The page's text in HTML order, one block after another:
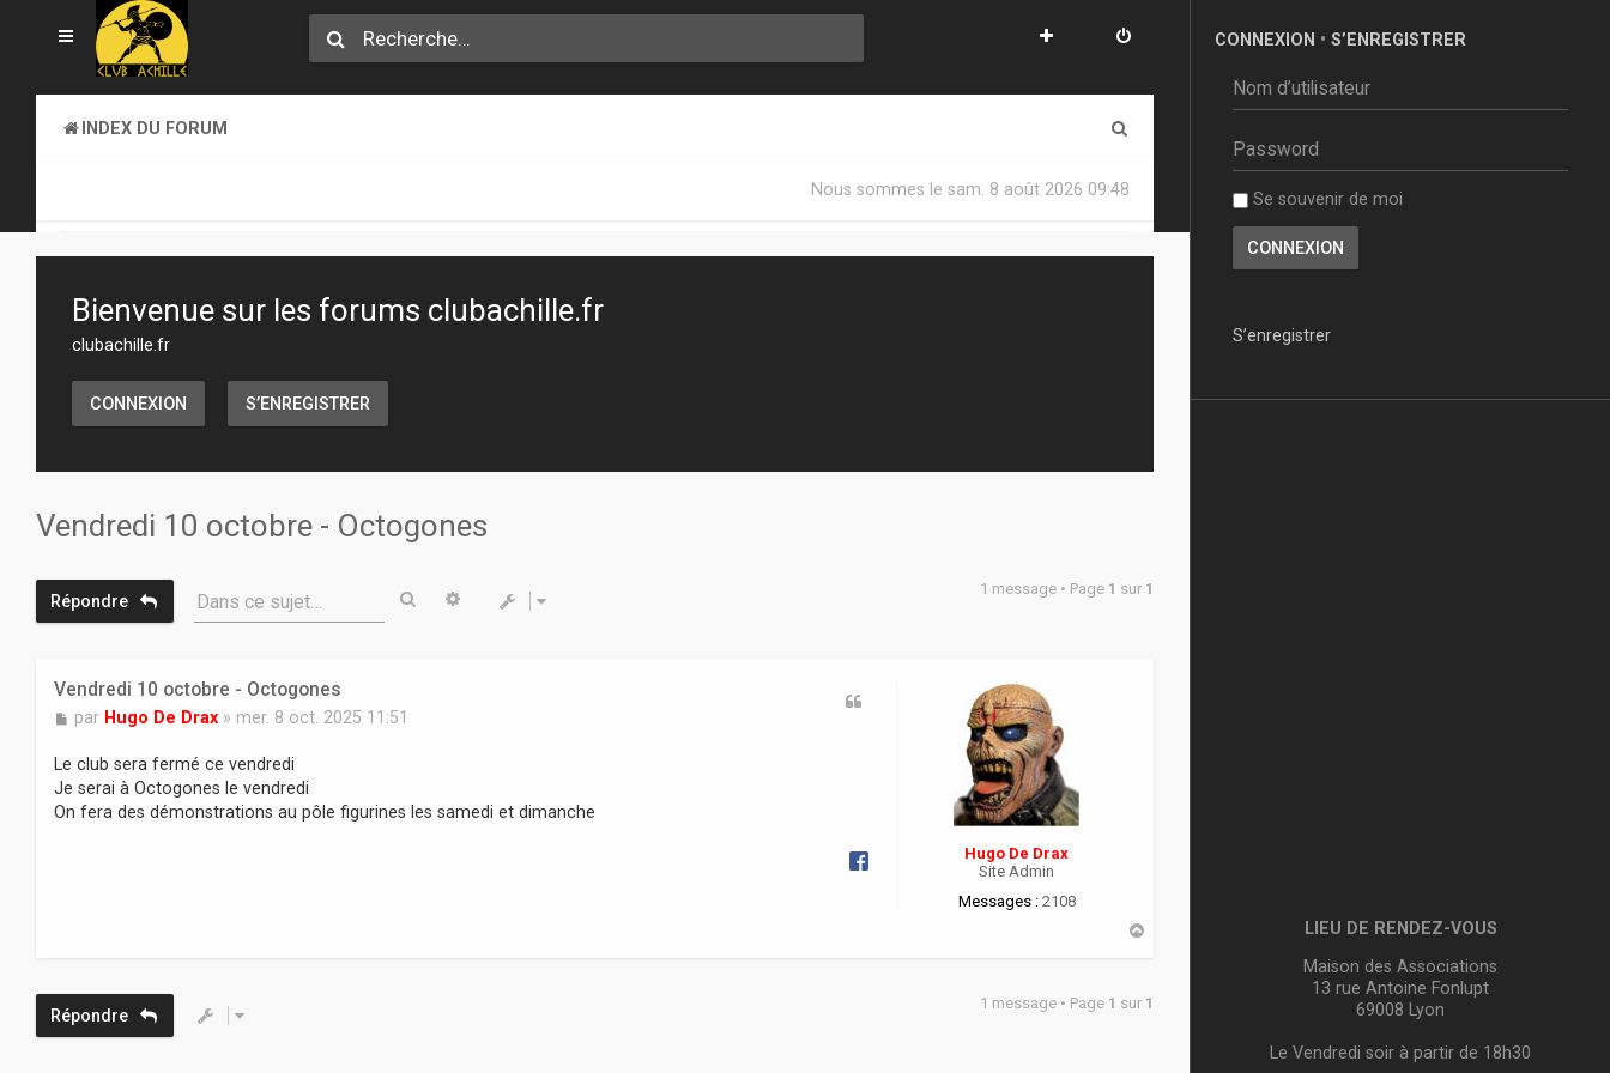
INDEX DU FORUM
Nous sommes le sam. 8 août 2026 09:48
Bienvenue sur les forums clubachille.fr
clubachille.fr
CONNEXION S’ENREGISTRER
Vendredi 10 octobre - Octogones
Répondre Dans ce sujet… RechercherRecherche avancée 1 message • Page 1 sur 1
Hugo De Drax
Site Admin
Messages : 2108
Vendredi 10 octobre - Octogones
M
s
s
a
g
par Hugo De Drax» mer. 8 oct. 2025 11:51
Le club sera fermé ce vendredi
Je serai à Octogones le vendredi
On fera des démonstrations au pôle figurines les samedi et dimanche
Répondre
1 message • Page 1 sur 1
CONNEXION • S’ENREGISTRER
Se souvenir de moi
S’enregistrer
LIEU DE RENDEZ-VOUS
Maison des Associations
13 rue Antoine Fonlupt
69008 Lyon
Le Vendredi soir à partir de 18h30